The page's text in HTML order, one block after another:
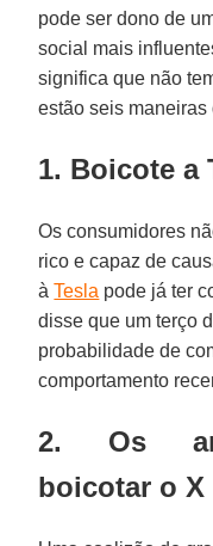
pode ser dono de
social mais
significa que não
estão seis maneiras
1. Boicote a
Os consumidores
rico e capaz de
àTesla pode já ter
disse que um terço
probabilidade de
comportamento
2. Os
boicotar o X